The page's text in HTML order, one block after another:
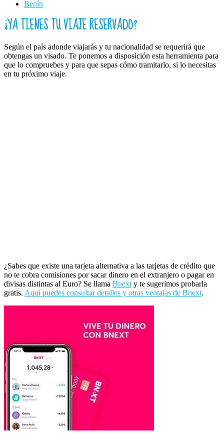
Benín
¿YA TIENES TU VIAJE RESERVADO?
Según el país adonde viajarás y tu nacionalidad se requerirá que
obtengas un visado. Te ponemos a disposición esta herramienta para
que lo compruebes y para que sepas cómo tramitarlo, si lo necesitas
en tu próximo viaje.
¿Sabes que existe una tarjeta alternativa a las tarjetas de crédito que
no te cobra comisiones por sacar dinero en el extranjero o pagar en
divisas distintas al Euro? Se llama Bnext y te sugerimos probarla
gratis. Aquí puedes consultar detalles y otras ventajas de Bnext.